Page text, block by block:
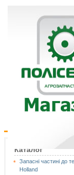
Каталог
Запасні частині до
Holland